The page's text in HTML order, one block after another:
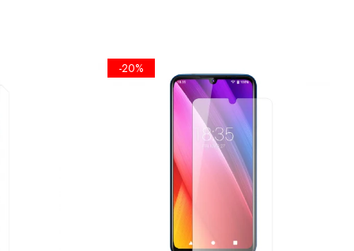
FOLOSI
UMET,
DE
-20%